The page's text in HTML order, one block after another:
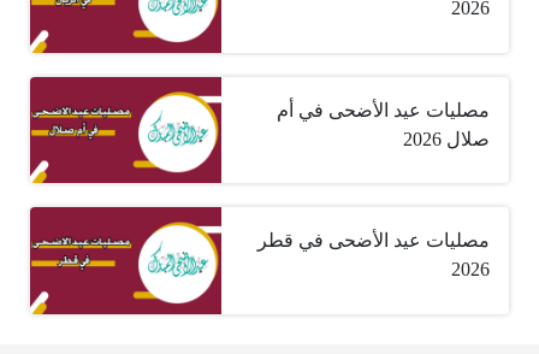
2026
مصليات عيد الأضحى في أم
صلال 2026
مصليات عيد الأضحى في قطر
2026